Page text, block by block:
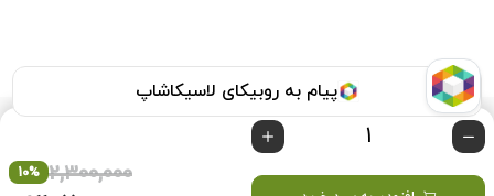
پیام به روبیکای لاسیکاشاپ
2,300,000
10%